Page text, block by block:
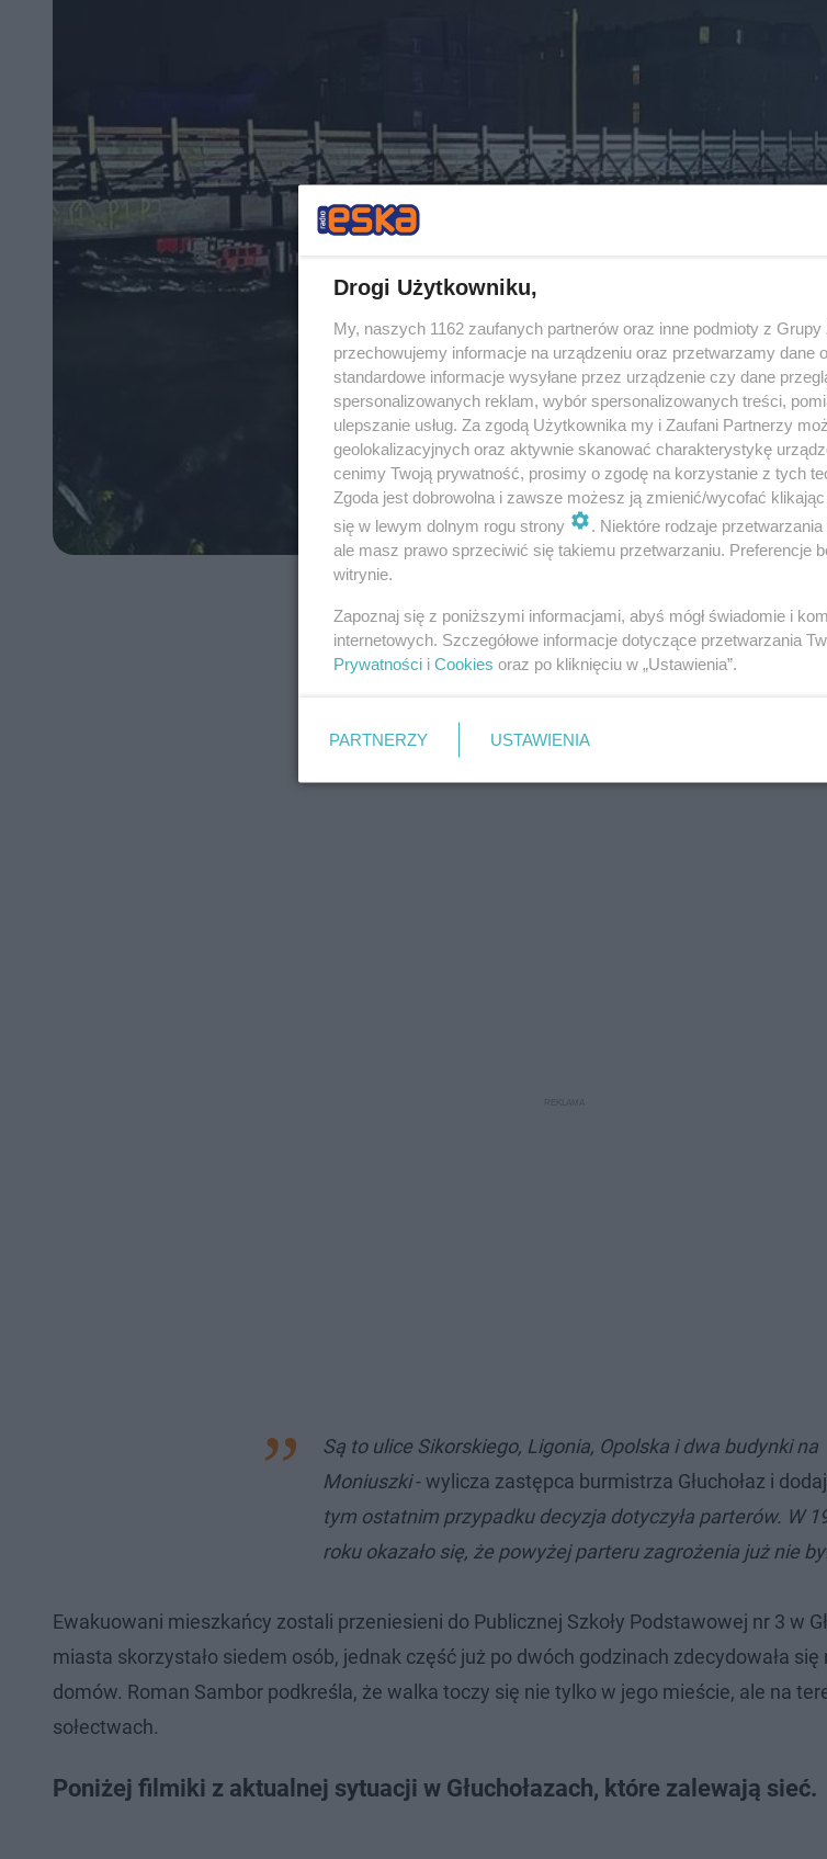
Są to ulice Sikorskiego, Ligonia, Opolska i dwa budynki na
Moniuszki- wylicza zastępca burmistrza Głuchołaz i
tym ostatnim przypadku decyzja dotyczyła parterów. W
roku okazało się, że powyżej parteru zagrożenia już nie
Ewakuowani mieszkańcy zostali przeniesieni do Publicznej Szkoły Podstawowej nr 3 w
miasta skorzystało siedem osób, jednak część już po dwóch godzinach zdecydowała
domów. Roman Sambor podkreśla, że walka toczy się nie tylko w jego mieście, ale na
sołectwach.
Poniżej filmiki z aktualnej sytuacji w Głuchołazach, które zalewają sieć.
Drogi Użytkowniku,
My, naszych 1162 zaufanych partnerów oraz inne podmioty z
przechowujemy informacje na urządzeniu oraz przetwarzamy dane
standardowe informacje wysyłane przez urządzenie czy dane
spersonalizowanych reklam, wybór spersonalizowanych treści,
ulepszanie usług. Za zgodą Użytkownika my i Zaufani Partnerzy
geolokalizacyjnych oraz aktywnie skanować charakterystykę
cenimy Twoją prywatność, prosimy o zgodę na korzystanie z tych
Zgoda jest dobrowolna i zawsze możesz ją zmienić/wycofać
się w lewym dolnym rogu strony
. Niektóre rodzaje
ale masz prawo sprzeciwić się takiemu przetwarzaniu. Preferencje
witrynie.
Zapoznaj się z poniższymi informacjami, abyś mógł świadomie i
internetowych. Szczegółowe informacje dotyczące przetwarzania
Prywatności i Cookies oraz po kliknięciu w „Ustawienia”.
PARTNERZY USTAWIENIA